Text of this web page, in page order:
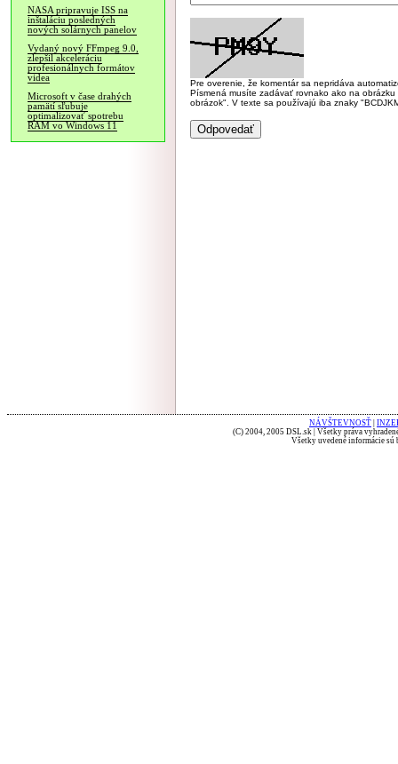
NASA pripravuje ISS na
inštaláciu posledných
nových solárnych panelov
Vydaný nový FFmpeg 9.0,
zlepšil akceleráciu
profesionálnych formátov
videa
Microsoft v čase drahých
pamätí sľubuje
optimalizovať spotrebu
RAM vo Windows 11
Pre overenie, že komentár sa nepridáva
Písmená musíte zadávať rovnako ako na
obrázok". V texte sa používajú iba znaky
NÁVŠTEVNOSŤ
(C) 2004, 2005 DSL.sk | Všetky práva
Všetky uvedené informácie sú